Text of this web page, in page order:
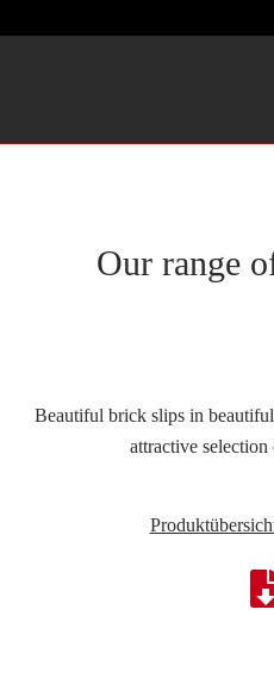
Our range
Beautiful brick slips in
attractive